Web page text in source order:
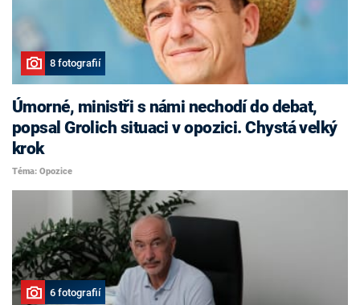
8 fotografií
Úmorné, ministři s námi nechodí do debat,
popsal Grolich situaci v opozici. Chystá velký
krok
Téma: Opozice
6 fotografií